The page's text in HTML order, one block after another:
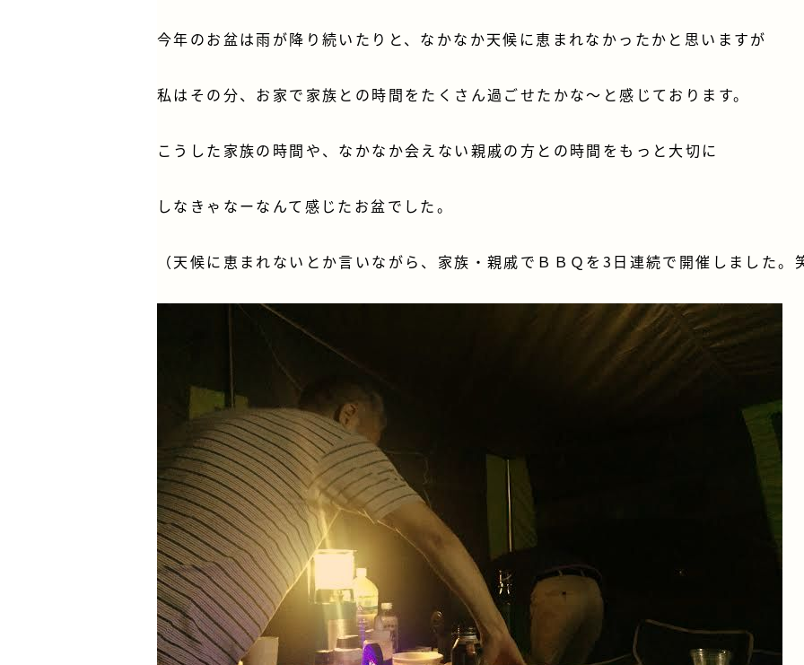
今年のお盆は雨が降り続いたりと、なかなか天候に恵まれなかったかと思いますが
私はその分、お家で家族との時間をたくさん過ごせたかな～と感じております。
こうした家族の時間や、なかなか会えない親戚の方との時間をもっと大切に
しなきゃなーなんて感じたお盆でした。
（天候に恵まれないとか言いながら、家族・親戚でＢＢＱを3日連続で開催しました。